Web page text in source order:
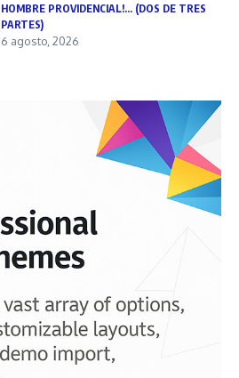
HOMBRE PROVIDENCIAL!… (DOS DE TRES
PARTES)
6 agosto, 2026